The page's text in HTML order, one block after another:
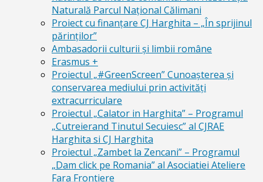
Naturală Parcul Naţional Călimani
Proiect cu finanţare CJ Harghita – „În sprijinul
părinţilor”
Ambasadorii culturii și limbii române
Erasmus +
Proiectul „#GreenScreen” Cunoașterea şi
conservarea mediului prin activităţi
extracurriculare
Proiectul „Calator in Harghita” – Programul
„Cutreierand Tinutul Secuiesc” al CJRAE
Harghita si CJ Harghita
Proiectul „Zambet la Zencani” – Programul
„Dam click pe Romania” al Asociatiei Ateliere
Fara Frontiere